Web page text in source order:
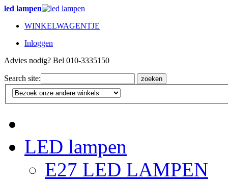
led lampen
WINKELWAGENTJE
Inloggen
Advies nodig? Bel 010-3335150
Search site: zoeken
LED lampen
E27 LED LAMPEN